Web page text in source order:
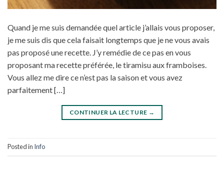
Quand je me suis demandée quel article j’allais vous proposer,
je me suis dis que cela faisait longtemps que je ne vous avais
pas proposé une recette. J’y remédie de ce pas en vous
proposant ma recette préférée, le tiramisu aux framboises.
Vous allez me dire ce n’est pas la saison et vous avez
parfaitement […]
CONTINUER LA LECTURE →
Posted in Info